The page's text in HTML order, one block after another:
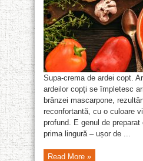
Supa-crema de ardei copt.
ardeilor copți se împletesc
brânzei mascarpone,
reconfortantă, cu o culoare
profund. E genul de
prima lingură – ușor de ...
Read More »